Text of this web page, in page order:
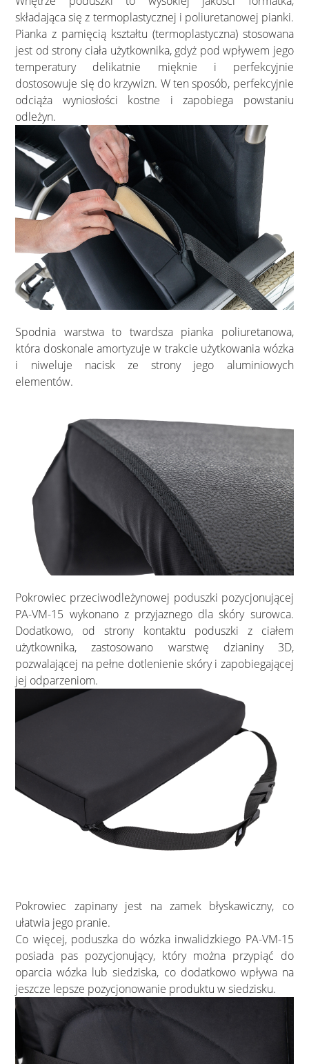
składająca się z termoplastycznej i poliuretanowej pianki.
Pianka z pamięcią kształtu (termoplastyczna) stosowana
jest od strony ciała użytkownika, gdyż pod wpływem jego
temperatury delikatnie mięknie i perfekcyjnie
dostosowuje się do krzywizn. W ten sposób, perfekcyjnie
odciąża wyniosłości kostne i zapobiega powstaniu
odleżyn.
Spodnia warstwa to twardsza pianka poliuretanowa,
która doskonale amortyzuje w trakcie użytkowania wózka
i niweluje nacisk ze strony jego aluminiowych
elementów.
Pokrowiec przeciwodleżynowej poduszki pozycjonującej
PA-VM-15 wykonano z przyjaznego dla skóry surowca.
Dodatkowo, od strony kontaktu poduszki z ciałem
użytkownika, zastosowano warstwę dzianiny 3D,
pozwalającej na pełne dotlenienie skóry i zapobiegającej
jej odparzeniom.
Pokrowiec zapinany jest na zamek błyskawiczny, co
ułatwia jego pranie.
Co więcej, poduszka do wózka inwalidzkiego PA-VM-15
posiada pas pozycjonujący, który można przypiąć do
oparcia wózka lub siedziska, co dodatkowo wpływa na
jeszcze lepsze pozycjonowanie produktu w siedzisku.